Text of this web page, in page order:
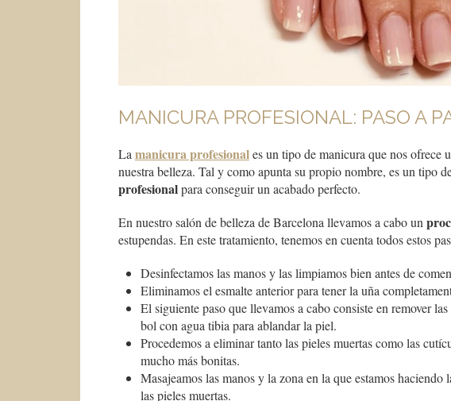
MANICURA PROFESIONAL: PASO A
Lamanicura profesionales un tipo de manicura que nos ofrece
nuestra belleza. Tal y como apunta su propio nombre, es un tipo
profesionalpara conseguir un acabado perfecto.
En nuestro salón de belleza de Barcelona llevamos a cabo un
estupendas. En este tratamiento, tenemos en cuenta todos estos
Desinfectamos las manos y las limpiamos bien antes de
Eliminamos el esmalte anterior para tener la uña
El siguiente paso que llevamos a cabo consiste en remover
bol con agua tibia para ablandar la piel.
Procedemos a eliminar tanto las pieles muertas como las
mucho más bonitas.
Masajeamos las manos y la zona en la que estamos
las pieles muertas.